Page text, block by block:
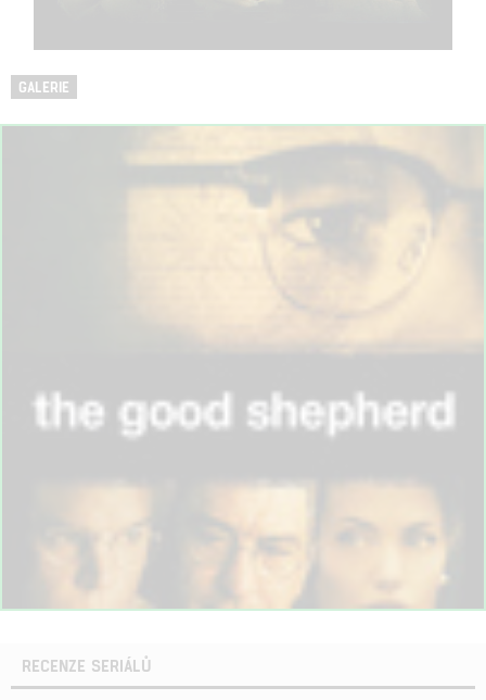
GALERIE
RECENZE SERIÁLŮ